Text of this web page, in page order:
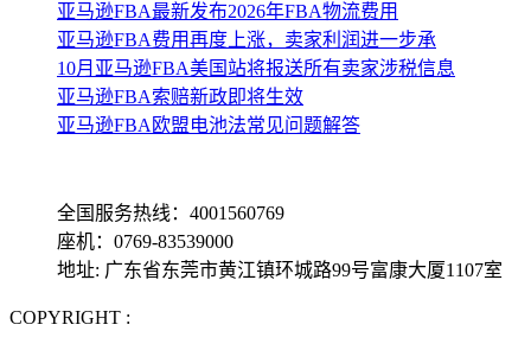
亚马逊FBA最新发布2026年FBA物流费用
亚马逊FBA费用再度上涨，卖家利润进一步承
10月亚马逊FBA美国站将报送所有卖家涉税信息
亚马逊FBA索赔新政即将生效
亚马逊FBA欧盟电池法常见问题解答
全国服务热线：4001560769
座机：0769-83539000
地址: 广东省东莞市黄江镇环城路99号富康大厦1107室
COPYRIGHT :